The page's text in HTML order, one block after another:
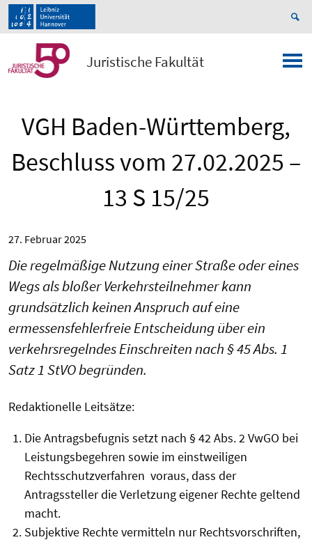
Juristische Fakultät
VGH Baden-Württemberg,
Beschluss vom 27.02.2025 –
13 S 15/25
27. Februar 2025
Die regelmäßige Nutzung einer Straße oder eines
Wegs als bloßer Verkehrsteilnehmer kann
grundsätzlich keinen Anspruch auf eine
ermessensfehlerfreie Entscheidung über ein
verkehrsregelndes Einschreiten nach § 45 Abs. 1
Satz 1 StVO begründen.
Redaktionelle Leitsätze:
Die Antragsbefugnis setzt nach § 42 Abs. 2 VwGO bei
Leistungsbegehren sowie im einstweiligen
Rechtsschutzverfahren voraus, dass der
Antragssteller die Verletzung eigener Rechte geltend
macht.
Subjektive Rechte vermitteln nur Rechtsvorschriften,